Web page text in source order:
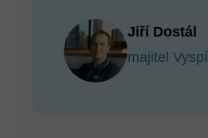
Jiří Dostál
majitel